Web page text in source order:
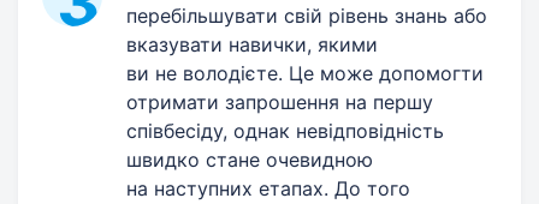
перебільшувати свій рівень знань або
вказувати навички, якими
ви не володієте. Це може допомогти
отримати запрошення на першу
співбесіду, однак невідповідність
швидко стане очевидною
на наступних етапах. До того